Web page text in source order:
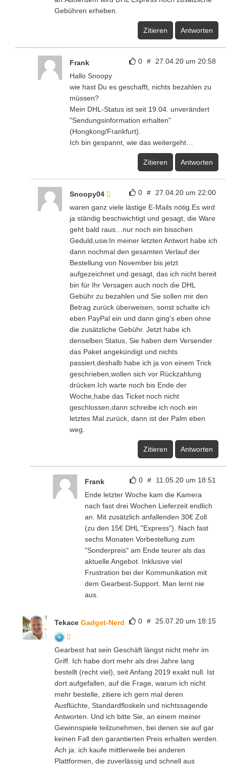
Gebühren erheben.
Zitieren Antworten
0 # 27.04.20 um 20:58
Frank
Hallo Snoopy
wie hast Du es geschafft, nichts bezahlen zu
müssen?
Mein DHL-Status ist seit 19.04. unverändert
"Sendungsinformation erhalten"
(Hongkong/Frankfurt).
Ich bin gespannt, wie das weitergeht…
Zitieren Antworten
0 # 27.04.20 um 22:00
Snoopy04
waren ganz viele lästige E-Mails nötig.Es wird
ja ständig beschwichtigt und gesagt, die Ware
geht bald raus…nur noch ein bisschen
Geduld,usw.In meiner letzten Antwort habe ich
dann nochmal den gesamten Verlauf der
Bestellung von November bis jetzt
aufgezeichnet und gesagt, das ich nicht bereit
bin für Ihr Versagen auch noch die DHL
Gebühr zu bezahlen und Sie sollen mir den
Betrag zurück überweisen, sonst schalte ich
eben PayPal ein und dann ging's eben ohne
die zusätzliche Gebühr. Jetzt habe ich
denselben Status, Sie haben dem Versender
das Paket angekündigt und nichts
passiert,deshalb habe ich ja von einem Trick
geschrieben,wollen sich vor Rückzahlung
drücken.Ich warte noch bis Ende der
Woche,habe das Ticket noch nicht
geschlossen,dann schreibe ich noch ein
letztes Mal zurück, dann ist der Palm eben
weg.
Zitieren Antworten
0 # 11.05.20 um 18:51
Frank
Ende letzter Woche kam die Kamera
nach fast drei Wochen Lieferzeit endlich
an. Mit zusätzlich anfallenden 30€ Zoll
(zu den 15€ DHL "Express"). Nach fast
sechs Monaten Vorbestellung zum
"Sonderpreis" am Ende teurer als das
aktuelle Angebot. Inklusive viel
Frustration bei der Kommunikation mit
dem Gearbest-Support. Man lernt nie
aus.
0 # 25.07.20 um 18:15
Tekace Gadget-Nerd
Gearbest hat sein Geschäft längst nicht mehr im
Griff. Ich habe dort mehr als drei Jahre lang
bestellt (recht viel), seit Anfang 2019 exakt null. Ist
dort aufgefallen, auf die Frage, warum ich nicht
mehr bestelle, zitiere ich gern mal deren
Ausflüchte, Standardfloskeln und nichtssagende
Antworten. Und ich bitte Sie, an einem meiner
Gewinnspiele teilzunehmen, bei denen sie auf gar
keinen Fall den garantierten Preis erhalten werden.
Ach ja: ich kaufe mittlerweile bei anderen
Plattformen, die zuverlässig und schnell aus